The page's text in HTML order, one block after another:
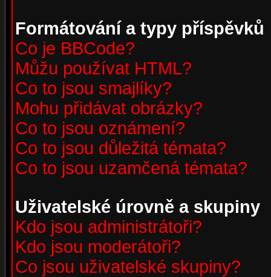
Formátování a typy příspěvků
Co je BBCode?
Můžu používat HTML?
Co to jsou smajlíky?
Mohu přidávat obrázky?
Co to jsou oznámení?
Co to jsou důležitá témata?
Co to jsou uzamčená témata?
Uživatelské úrovně a skupiny
Kdo jsou administrátoři?
Kdo jsou moderátoři?
Co jsou uživatelské skupiny?